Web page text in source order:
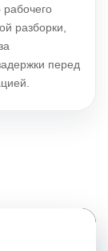
разборки,
перед